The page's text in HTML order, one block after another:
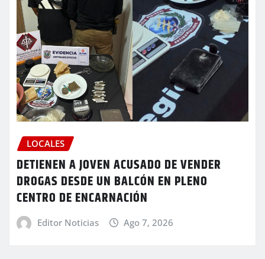
LOCALES
DETIENEN A JOVEN ACUSADO DE VENDER
DROGAS DESDE UN BALCÓN EN PLENO
CENTRO DE ENCARNACIÓN
Editor Noticias Ago 7, 2026